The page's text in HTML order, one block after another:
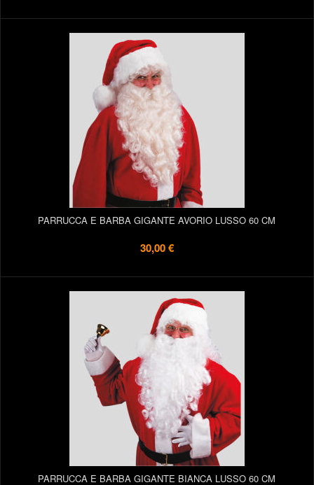
PARRUCCA E BARBA GIGANTE AVORIO LUSSO 60 CM
30,00 €
PARRUCCA E BARBA GIGANTE BIANCA LUSSO 60 CM